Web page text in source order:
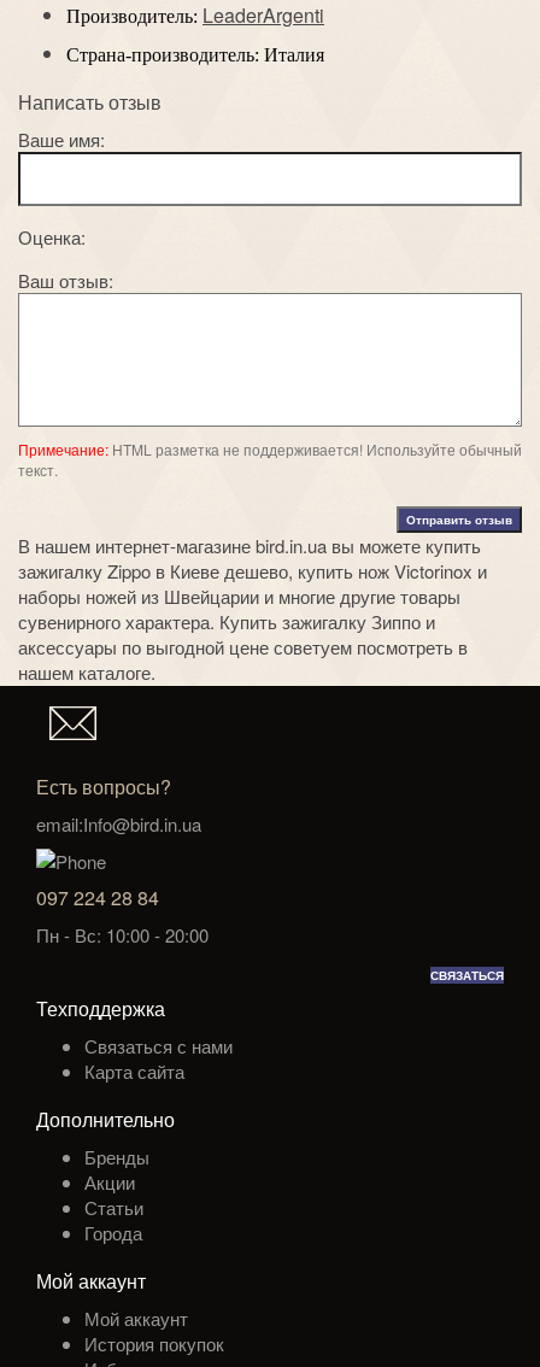
Производитель: LeaderArgenti
Страна-производитель: Италия
Написать отзыв
Ваше имя:
Оценка:
Ваш отзыв:
Примечание: HTML разметка не поддерживается! Используйте обычный
текст.
Отправить отзыв
В нашем интернет-магазине bird.in.ua вы можете купить
зажигалку Zippo в Киеве дешево, купить нож Victorinox и
наборы ножей из Швейцарии и многие другие товары
сувенирного характера. Купить зажигалку Зиппо и
аксессуары по выгодной цене советуем посмотреть в
нашем каталоге.
Есть вопросы?
email:Info@bird.in.ua
097 224 28 84
Пн - Вс: 10:00 - 20:00
СВЯЗАТЬСЯ
Техподдержка
Связаться с нами
Карта сайта
Дополнительно
Бренды
Акции
Статьи
Города
Мой аккаунт
Мой аккаунт
История покупок